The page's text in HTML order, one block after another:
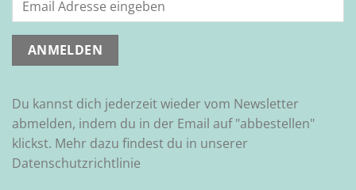
Du kannst dich jederzeit wieder vom Newsletter
abmelden, indem du in der Email auf "abbestellen"
klickst. Mehr dazu findest du in unserer
Datenschutzrichtlinie